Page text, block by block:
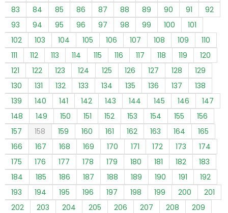
83
84 85 86 87 88 89 90 91
92
93
94 95 96 97 98 99 100
101
102
103 104 105 106 107 108 109
110
111
112 113 114 115 116 117 118 119
120
121
122 123 124 125 126 127 128
129
130
131 132 133 134 135 136 137
138
139
140 141 142 143 144 145 146
147
148
149 150 151 152 153 154 155
156
157
158 159 160 161 162 163 164
165
166
167 168 169 170 171 172 173
174
175
176 177 178 179 180 181 182
183
184
185 186 187 188 189 190 191
192
193
194 195 196 197 198 199 200
201
202
203 204 205 206 207 208
209